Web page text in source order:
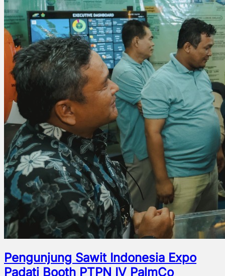
Pengunjung Sawit Indonesia Expo
Padati Booth PTPN IV PalmCo